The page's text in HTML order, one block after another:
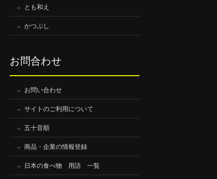
とも和え
かつぶし
お問合わせ
お問い合わせ
サイトのご利用について
五十音順
商品・企業の情報登録
日本の食べ物 用語 一覧